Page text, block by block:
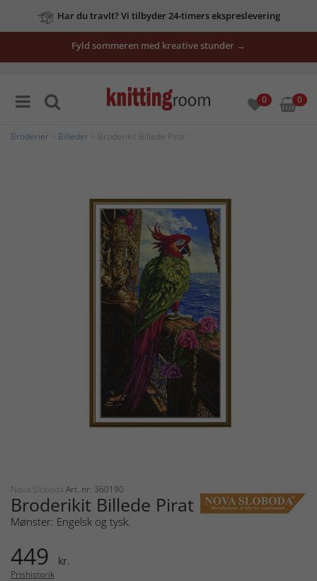
Har du travlt? Vi tilbyder 24-timers ekspreslevering
Fyld sommeren med kreative stunder →
0 0
Broderier Billeder > Broderikit Billede Pirat
Nova Sloboda Art. nr: 360190
Broderikit Billede Pirat
Mønster: Engelsk og tysk.
449 kr.
Prishistorik